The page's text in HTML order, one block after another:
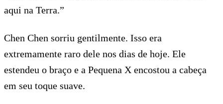
aqui na Terra.”
Chen Chen sorriu gentilmente. Isso era
extremamente raro dele nos dias de hoje. Ele
estendeu o braço e a Pequena X encostou a cabeça
em seu toque suave.